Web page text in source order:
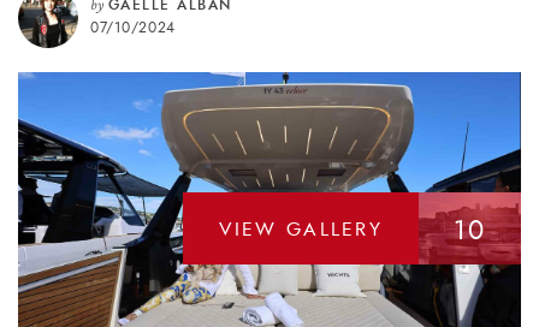
by GAELLE ALBAN
07/10/2024
VIEW GALLERY 10